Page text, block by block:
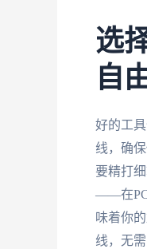
选
自由
好的工
线，确
要精打
——在PC
味着你
线，无